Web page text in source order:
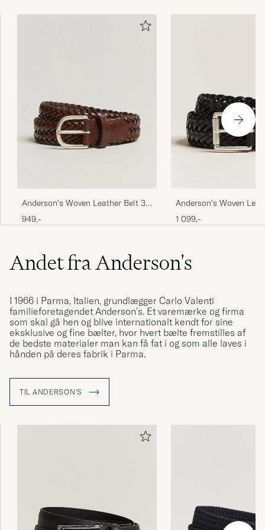
Anderson's Woven Leather Belt 3
cm Cognac
949,-
Anderson's Woven
Belt Tanned Black
1 099,-
Andet fra Anderson's
I 1966 i Parma, Italien, grundlægger Carlo Valenti
familieforetagendet Anderson’s. Et varemærke og firma
som skal gå hen og blive internationalt kendt for sine
eksklusive og fine bælter, hvor hvert bælte fremstilles af
de bedste materialer man kan få fat i og som alle laves i
hånden på deres fabrik i Parma.
TIL ANDERSON'S